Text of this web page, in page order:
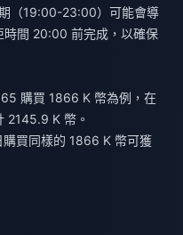
（19:00-23:00）可能會導
時間 20:00 前完成，以確保
購買 1866 K 幣為例，在
2145.9 K 幣。
買同樣的 1866 K 幣可獲